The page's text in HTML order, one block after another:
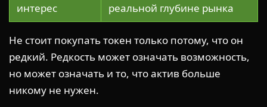
интерес
реальной глубине рынка
Не стоит покупать токен только потому, что он
редкий. Редкость может означать возможность,
но может означать и то, что актив больше
никому не нужен.